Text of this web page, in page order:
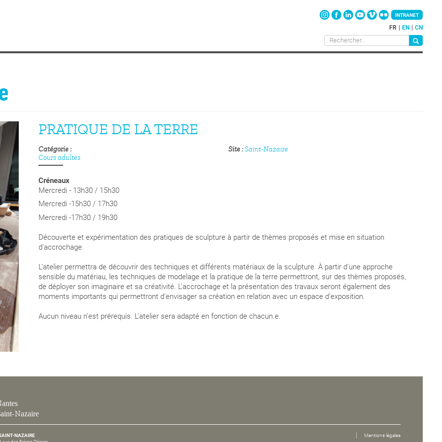
FR EN CN
INTRANET
PRATIQUE DE LA TERRE
Catégorie
Cours adultes
Site Saint-Nazaire
Créneaux
Mercredi - 13h30 / 15h30
Mercredi -15h30 / 17h30
Mercredi -17h30 / 19h30
Découverte et expérimentation des pratiques de sculpture à partir de thèmes proposés et mise en situation
d'accrochage.
L'atelier permettra de découvrir des techniques et différents matériaux de la sculpture. À partir d'une approche
sensible du matériau, les techniques de modelage et la pratique de la terre permettront, sur des thèmes proposés,
de déployer son imaginaire et sa créativité. L'accrochage et la présentation des travaux seront également des
moments importants qui permettront d'envisager sa création en relation avec un espace d'exposition.
Aucun niveau n'est prérequis. L'atelier sera adapté en fonction de chacun.e.
Nazaire
NAZAIRE
Mentions légales